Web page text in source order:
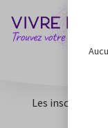
Les inscriptions